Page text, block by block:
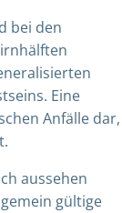
bei den
Eine
Anfälle dar,
aussehen
gültige